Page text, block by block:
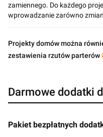
zamiennego. Do każdego
wprowadzanie zarówno
Projekty domów można
zestawienia rzutów parterów
Darmowe dodatki
Pakiet bezpłatnych